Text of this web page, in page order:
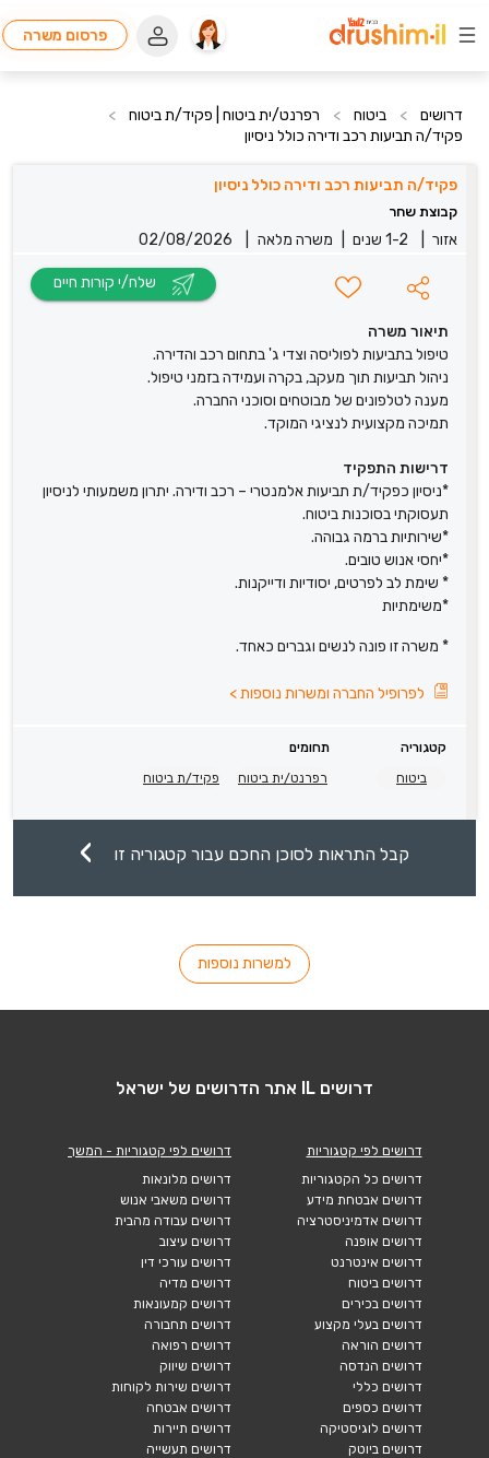
פרסום משרה
דרושים > ביטוח > רפרנט/ית ביטוח | פקיד/ת ביטוח
>
פקיד/ה תביעות רכב ודירה כולל ניסיון
פקיד/ה תביעות רכב ודירה כולל ניסיון
קבוצת שחר
אזור 1-2 שנים משרה מלאה 02/08/2026
תיאור משרה
טיפול בתביעות לפוליסה וצדי ג' בתחום רכב והדירה.
ניהול תביעות תוך מעקב, בקרה ועמידה בזמני טיפול.
מענה לטלפונים של מבוטחים וסוכני החברה.
תמיכה מקצועית לנציגי המוקד.
דרישות התפקיד
*ניסיון כפקיד/ת תביעות אלמנטרי – רכב ודירה. יתרון משמעותי לניסיון
תעסוקתי בסוכנות ביטוח.
*שירותיות ברמה גבוהה.
*יחסי אנוש טובים.
* שימת לב לפרטים, יסודיות ודייקנות.
*משימתיות
* משרה זו פונה לנשים וגברים כאחד.
לפרופיל החברה ומשרות נוספות>
קטגוריה
תחומים
ביטוח
רפרנט/ית ביטוח פקיד/ת ביטוח
קבל התראות לסוכן החכם עבור קטגוריה זו
למשרות נוספות
דרושים IL אתר הדרושים של ישראל
דרושים לפי קטגוריות
דרושים כל הקטגוריות
דרושים אבטחת מידע
דרושים אדמיניסטרציה
דרושים אופנה
דרושים אינטרנט
דרושים ביטוח
דרושים בכירים
דרושים בעלי מקצוע
דרושים הוראה
דרושים הנדסה
דרושים כללי
דרושים כספים
דרושים לוגיסטיקה
דרושים ביוטק
דרושים לפי קטגוריות - המשך
דרושים מלונאות
דרושים משאבי אנוש
דרושים עבודה מהבית
דרושים עיצוב
דרושים עורכי דין
דרושים מדיה
דרושים קמעונאות
דרושים תחבורה
דרושים רפואה
דרושים שיווק
דרושים שירות לקוחות
דרושים אבטחה
דרושים תיירות
דרושים תעשייה